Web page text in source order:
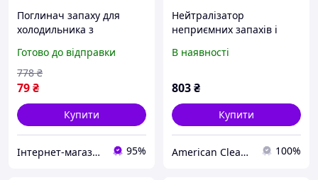
Поглинач запаху для
холодильника з
Натуральний
нейтралізатор сторонніх
ароматів 12×6×3 см
Готово до відправки
79₴
778 ₴
Купити
Інтернет-магазин "Dianora-Style" 95%
Нейтралізатор
неприємних запахів і
ароматом нової машини
В наявності
803₴
Купити
American Cleaning Technologies Ukraine 100%